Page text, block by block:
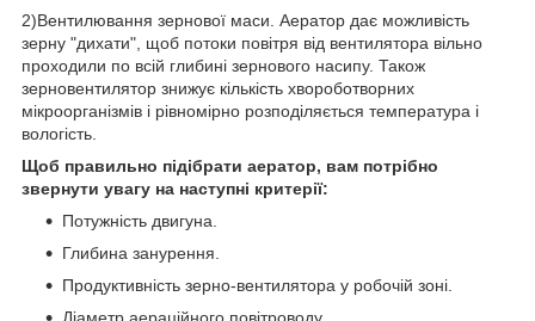
2)Вентилювання зернової маси. Аератор дає можливість
зерну "дихати", щоб потоки повітря від вентилятора вільно
проходили по всій глибині зернового насипу. Також
зерновентилятор знижує кількість хвороботворних
мікроорганізмів і рівномірно розподіляється температура і
вологість.
Щоб правильно підібрати аератор, вам потрібно
звернути увагу на наступні критерії:
Потужність двигуна.
Глибина занурення.
Продуктивність зерно-вентилятора у робочій зоні.
Діаметр аераційного повітроводу.